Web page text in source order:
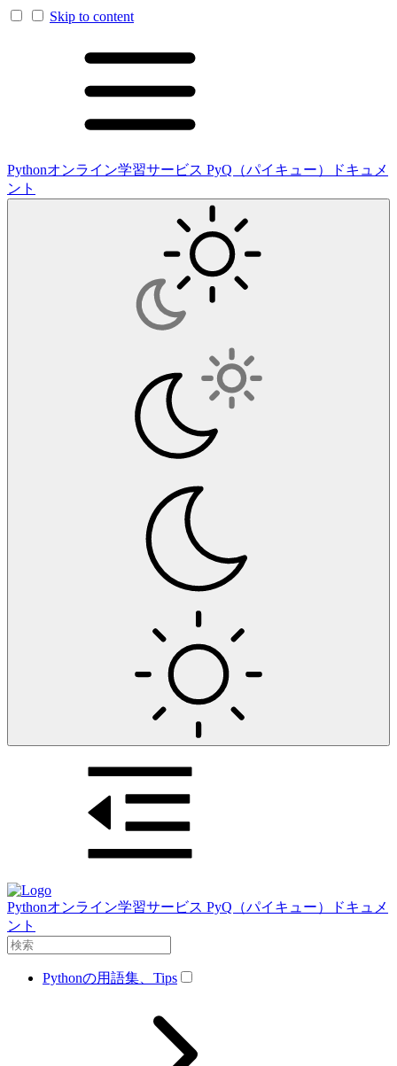
Skip to content
Pythonオンライン学習サービス PyQ（パイキュー）ドキュメ
ント
Pythonオンライン学習サービス PyQ（パイキュー）ドキュメ
ント
Pythonの用語集、Tips